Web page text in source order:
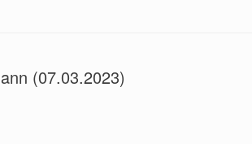
(07.03.2023)